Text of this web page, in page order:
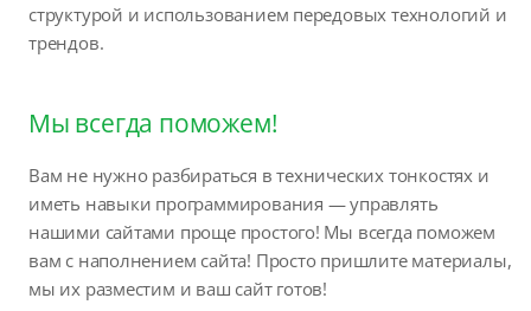
структурой и использованием передовых технологий и
трендов.
Мы всегда поможем!
Вам не нужно разбираться в технических тонкостях и
иметь навыки программирования — управлять
нашими сайтами проще простого! Мы всегда поможем
вам с наполнением сайта! Просто пришлите материалы,
мы их разместим и ваш сайт готов!